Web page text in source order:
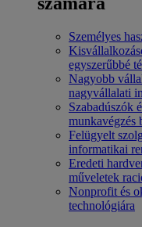
Személyes
egyszerűbbé
Nagyobb
nagyvállalati
Szabadúszók
munkavégzés
Felügyelt
informatikai
Eredeti
műveletek
Nonprofit és
technológiára